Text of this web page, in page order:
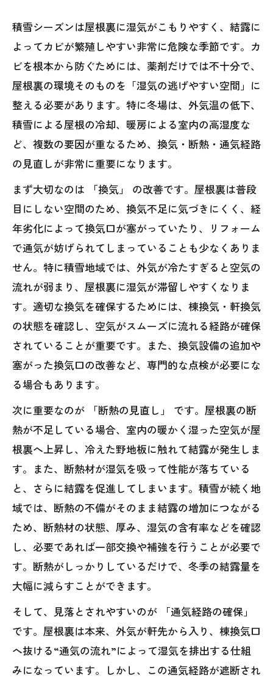
積雪シーズンは屋根裏に湿気がこもりやすく、結露に
よってカビが繁殖しやすい非常に危険な季節です。カ
ビを根本から防ぐためには、薬剤だけでは不十分で、
屋根裏の環境そのものを「湿気の逃げやすい空間」に
整える必要があります。特に冬場は、外気温の低下、
積雪による屋根の冷却、暖房による室内の高湿度な
ど、複数の要因が重なるため、換気・断熱・通気経路
の見直しが非常に重要になります。
まず大切なのは 「換気」 の改善です。屋根裏は普段
目にしない空間のため、換気不足に気づきにくく、経
年劣化によって換気口が塞がっていたり、リフォーム
で通気が妨げられてしまっていることも少なくありま
せん。特に積雪地域では、外気が冷たすぎると空気の
流れが弱まり、屋根裏に湿気が滞留しやすくなりま
す。適切な換気を確保するためには、棟換気・軒換気
の状態を確認し、空気がスムーズに流れる経路が確保
されていることが重要です。また、換気設備の追加や
塞がった換気口の改善など、専門的な点検が必要にな
る場合もあります。
次に重要なのが 「断熱の見直し」 です。屋根裏の断
熱が不足している場合、室内の暖かく湿った空気が屋
根裏へ上昇し、冷えた野地板に触れて結露が発生しま
す。また、断熱材が湿気を吸って性能が落ちている
と、さらに結露を促進してしまいます。積雪が続く地
域では、断熱の不備がそのまま結露の増加につながる
ため、断熱材の状態、厚み、湿気の含有率などを確認
し、必要であれば一部交換や補強を行うことが必要で
す。断熱がしっかりしているだけで、冬季の結露量を
大幅に減らすことができます。
そして、見落とされやすいのが 「通気経路の確保」
です。屋根裏は本来、外気が軒先から入り、棟換気口
へ抜ける“通気の流れ”によって湿気を排出する仕組
みになっています。しかし、この通気経路が遮断され